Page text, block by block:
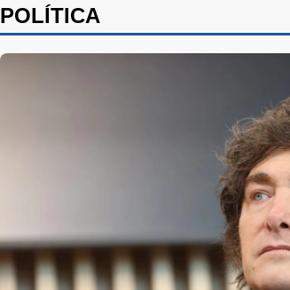
POLÍTICA